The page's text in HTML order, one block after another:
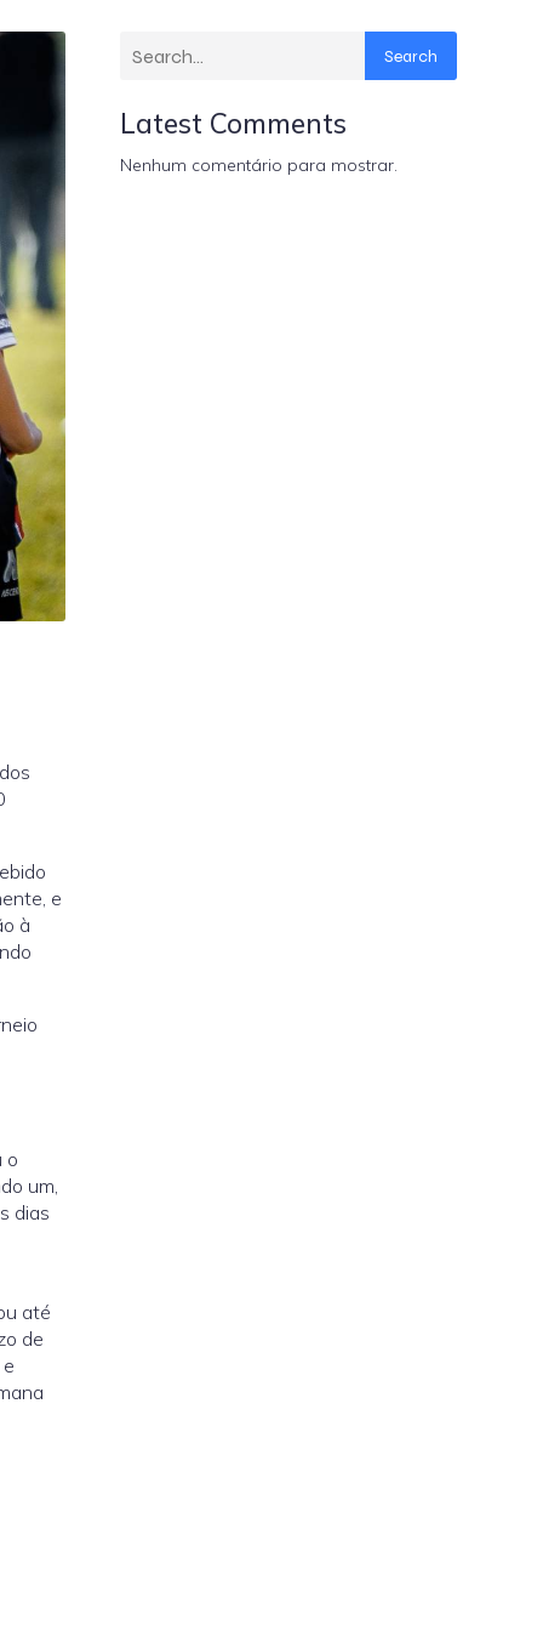
e
à
o
um,
dias
até
de
Search
Latest Comments
Nenhum comentário para mostrar.